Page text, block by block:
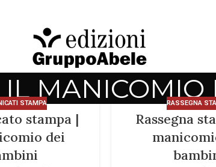
STAMPA
stampa |
dei
RASSEGNA
Rassegna